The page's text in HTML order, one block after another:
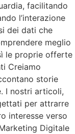
facilitando
l’interazione
dei dati che
meglio
le proprie offerte
Creiamo
storie
I nostri articoli,
per attrarre
interesse verso
Digitale